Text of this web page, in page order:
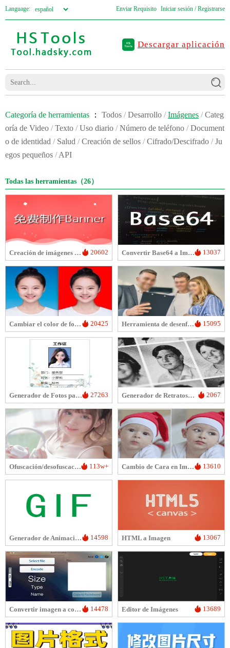
Language: Enviar Requisito Iniciar sesión / Registrarse
Descargar aplicación
Categoría de herramientas ： Todos / Desarrollo / Imágenes / Categ
oría de Video / Texto / Uso diario / Número de teléfono / Document
o de identidad / Salud / Creación de sellos / Cifrado/Descifrado / Ju
egos pequeños / API
Todas las herramientas（26）
Creación de imágenes de banner 20602 Convertir Base64 a Imagen 13037
Cambiar el color de fondo de la foto 20425 Herramienta de desenfoque facial para fotos 15095
Generador de Fotos para Documentos 27263 Generador de Retratos Conmemorativos 2067
Ofuscación/desofuscación de imágenes 113w+ Cambio de Cara en Imagen por IA 13610
Generador de Animaciones GIF 14598 HTML a Imagen 13067
Convertir imagen a codificación Base64 14478 Editor de Imágenes 13689